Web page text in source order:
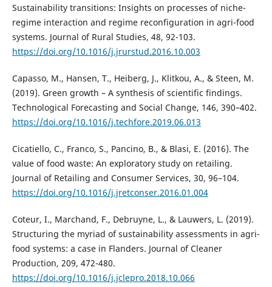
Sustainability transitions: Insights on processes of niche-
regime interaction and regime reconfiguration in agri-food
systems. Journal of Rural Studies, 48, 92-103.
https://doi.org/10.1016/j.jrurstud.2016.10.003
Capasso, M., Hansen, T., Heiberg, J., Klitkou, A., & Steen, M.
(2019). Green growth – A synthesis of scientific findings.
Technological Forecasting and Social Change, 146, 390–402.
https://doi.org/10.1016/j.techfore.2019.06.013
Cicatiello, C., Franco, S., Pancino, B., & Blasi, E. (2016). The
value of food waste: An exploratory study on retailing.
Journal of Retailing and Consumer Services, 30, 96–104.
https://doi.org/10.1016/j.jretconser.2016.01.004
Coteur, I., Marchand, F., Debruyne, L., & Lauwers, L. (2019).
Structuring the myriad of sustainability assessments in agri-
food systems: a case in Flanders. Journal of Cleaner
Production, 209, 472-480.
https://doi.org/10.1016/j.jclepro.2018.10.066